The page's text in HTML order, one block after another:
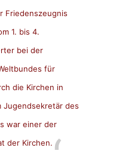
Friedenszeugnis
1. bis 4.
bei der
für
die Kirchen in
Jugendsekretär des
war einer der
der Kirchen.